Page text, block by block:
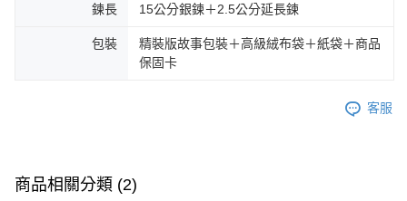
鍊長 15公分銀鍊＋2.5公分延長鍊
包裝
精裝版故事包裝＋高級絨布袋＋紙袋＋商品
保固卡
客服
商品相關分類 (2)